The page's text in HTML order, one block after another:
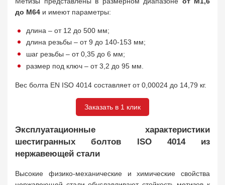
до M64 и имеют параметры:
длина – от 12 до 500 мм;
длина резьбы – от 9 до 140-153 мм;
шаг резьбы – от 0,35 до 6 мм;
размер под ключ – от 3,2 до 95 мм.
Вес болта EN ISO 4014 составляет от 0,00024 до 14,79 кг.
Заказать в 1 клик
Эксплуатационные характеристики
шестигранных болтов ISO 4014 из
нержавеющей стали
Высокие физико-механические и химические свойства